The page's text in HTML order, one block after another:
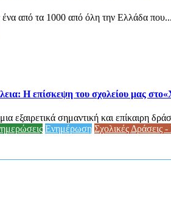
από τα 1000 από όλη την Ελλάδα που...
Η επίσκεψη του σχολείου μας
εξαιρετικά σημαντική και επίκαιρη
Ενημέρωση Σχολικές Δράσεις -